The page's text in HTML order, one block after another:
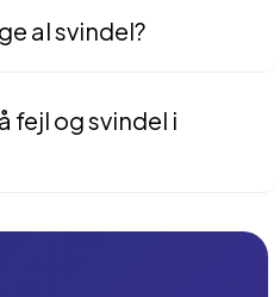
al svindel?
fejl og svindel i